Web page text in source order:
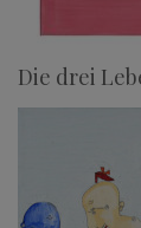
Die drei